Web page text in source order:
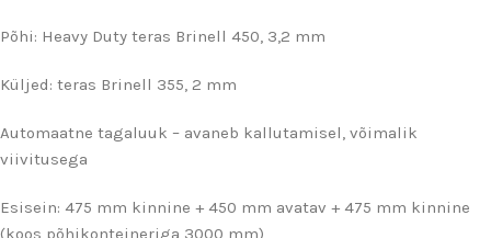
Põhi: Heavy Duty teras Brinell 450, 3,2 mm
Küljed: teras Brinell 355, 2 mm
Automaatne tagaluuk – avaneb kallutamisel, võimalik
viivitusega
Esisein: 475 mm kinnine + 450 mm avatav + 475 mm kinnine